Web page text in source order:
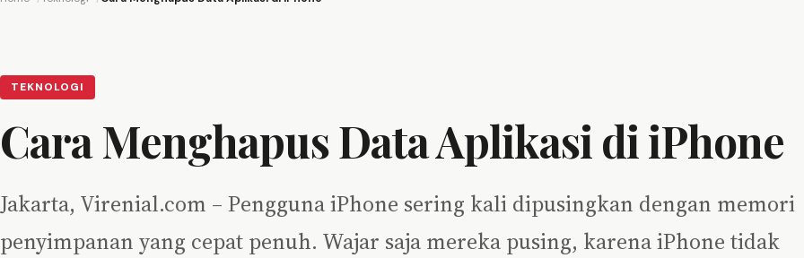
TEKNOLOGI
Cara Menghapus Data Aplikasi di iPhone
Jakarta, Virenial.com – Pengguna iPhone sering kali dipusingkan dengan memori
penyimpanan yang cepat penuh. Wajar saja mereka pusing, karena iPhone tidak